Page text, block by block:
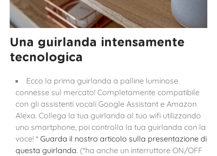
Una guirlanda intensamente
tecnologica
Ecco la prima guirlanda a palline luminose
connesse sul mercato! Completamente compatibile
con gli assistenti vocali Google Assistant e Amazon
Alexa. Collega la tua guirlanda al tuo wifi utilizzando
uno smartphone, poi controlla la tua guirlanda con la
voce! * Guarda il nostro articolo sulla presentazione di
questa guirlanda. (*ha anche un interruttore ON/OFF